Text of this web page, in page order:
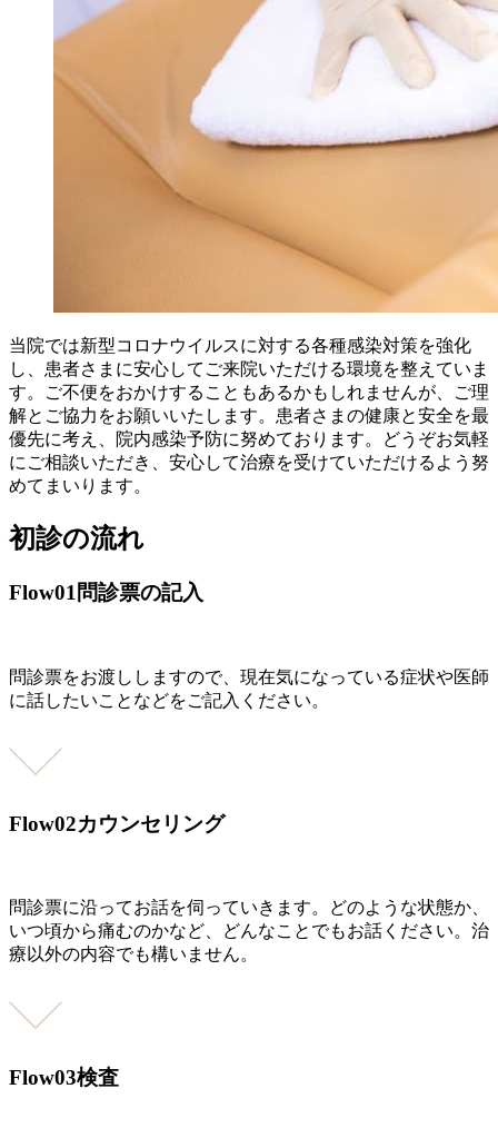
当院では新型コロナウイルスに対する各種感染対策を強化
し、患者さまに安心してご来院いただける環境を整えていま
す。ご不便をおかけすることもあるかもしれませんが、ご理
解とご協力をお願いいたします。患者さまの健康と安全を最
優先に考え、院内感染予防に努めております。どうぞお気軽
にご相談いただき、安心して治療を受けていただけるよう努
めてまいります。
初診の流れ
Flow01 問診票の記入
問診票をお渡ししますので、現在気になっている症状や医師
に話したいことなどをご記入ください。
Flow02カウンセリング
問診票に沿ってお話を伺っていきます。どのような状態か、
いつ頃から痛むのかなど、どんなことでもお話ください。治
療以外の内容でも構いません。
Flow03検査